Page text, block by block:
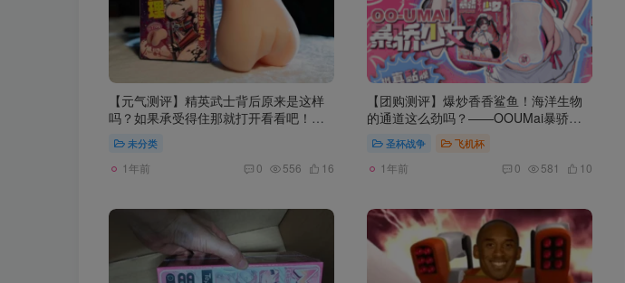
【元气测评】精英武士背后原来是这样
吗？如果承受得住那就打开看看吧！
——SUIKOMI织田阳葵
未分类
1年前 0 556 16
【团购测评】爆炒香香鲨鱼！海洋生物
的通道这么劲吗？——OOUMai暴骄少
女
圣杯战争 飞机杯
1年前 0 581 10